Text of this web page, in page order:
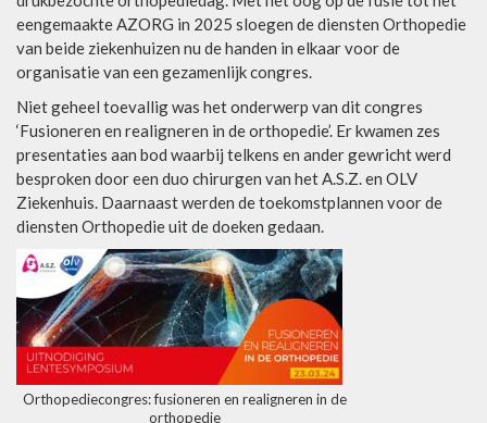
eengemaakte AZORG in 2025 sloegen de diensten Orthopedie
van beide ziekenhuizen nu de handen in elkaar voor de
organisatie van een gezamenlijk congres.
Niet geheel toevallig was het onderwerp van dit congres
‘Fusioneren en realigneren in de orthopedie’. Er kwamen zes
presentaties aan bod waarbij telkens en ander gewricht werd
besproken door een duo chirurgen van het A.S.Z. en OLV
Ziekenhuis. Daarnaast werden de toekomstplannen voor de
diensten Orthopedie uit de doeken gedaan.
Orthopediecongres: fusioneren en realigneren in de
orthopedie